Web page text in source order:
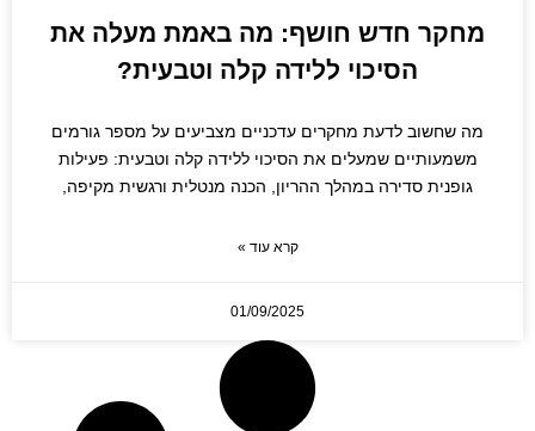
מחקר חדש חושף: מה באמת מעלה את
הסיכוי ללידה קלה וטבעית?
מה שחשוב לדעת מחקרים עדכניים מצביעים על מספר גורמים
משמעותיים שמעלים את הסיכוי ללידה קלה וטבעית: פעילות
גופנית סדירה במהלך ההריון, הכנה מנטלית ורגשית מקיפה,
קרא עוד »
01/09/2025